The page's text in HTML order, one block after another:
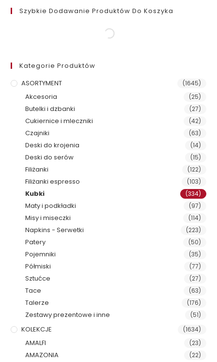
Szybkie Dodawanie Produktów Do Koszyka
Kategorie Produktów
ASORTYMENT
(1645)
Akcesoria (25)
Butelki i dzbanki (27)
Cukiernice i mleczniki (42)
Czajniki (63)
Deski do krojenia (14)
Deski do serów (15)
Filiżanki (122)
Filiżanki espresso (103)
Kubki (334)
Maty i podkładki (97)
Misy i miseczki (114)
Napkins - Serwetki (223)
Patery (50)
Pojemniki (35)
Półmiski (77)
Sztućce (27)
Tace (63)
Talerze (176)
Zestawy prezentowe i inne (51)
KOLEKCJE (1634)
AMALFI (23)
AMAZONIA (22)